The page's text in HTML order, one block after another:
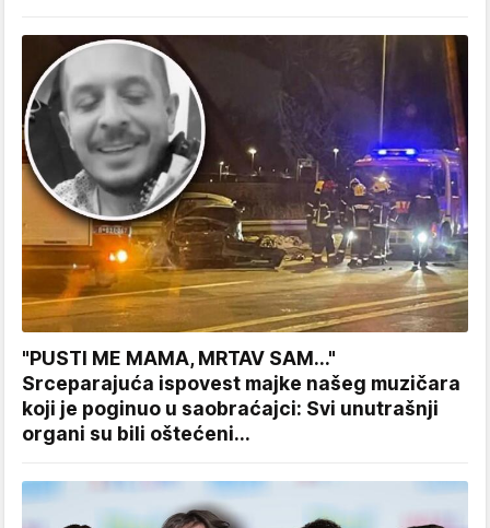
"PUSTI ME MAMA, MRTAV SAM..."
Srceparajuća ispovest majke našeg muzičara
koji je poginuo u saobraćajci: Svi unutrašnji
organi su bili oštećeni...